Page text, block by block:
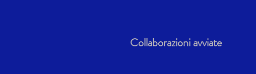
Collaborazioni avviate